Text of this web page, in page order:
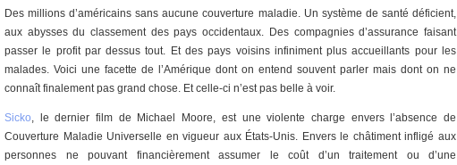
Des millions d’américains sans aucune couverture maladie. Un système de santé déficient,
aux abysses du classement des pays occidentaux. Des compagnies d’assurance faisant
passer le profit par dessus tout. Et des pays voisins infiniment plus accueillants pour les
malades. Voici une facette de l’Amérique dont on entend souvent parler mais dont on ne
connaît finalement pas grand chose. Et celle-ci n’est pas belle à voir.
Sicko, le dernier film de Michael Moore, est une violente charge envers l’absence de
Couverture Maladie Universelle en vigueur aux États-Unis. Envers le châtiment infligé aux
personnes ne pouvant financièrement assumer le coût d’un traitement ou d’une